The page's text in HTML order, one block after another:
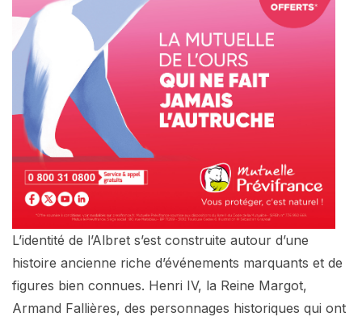
L’identité de l’Albret s’est construite autour d’une
histoire ancienne riche d’événements marquants et de
figures bien connues. Henri IV, la Reine Margot,
Armand Fallières, des personnages historiques qui ont